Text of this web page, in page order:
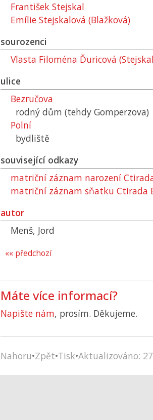
František Stejskal
Emílie Stejskalová (Blažková)
sourozenci
Vlasta Filoména Ďuricová
ulice
Bezručova
rodný dům (tehdy Gomperzova)
Polní
bydliště
související odkazy
matriční záznam narození
matriční záznam sňatku Ctirada
autor
Menš, Jord
«« předchozí
Máte více informací?
Napište nám, prosím. Děkujeme.
Nahoru•Zpět•Tisk•Aktualizováno: